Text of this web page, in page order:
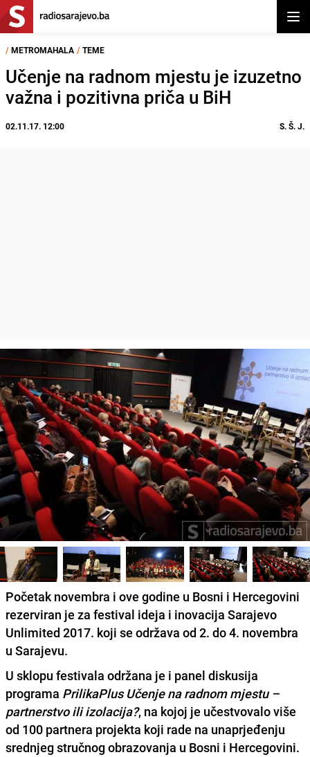
/ METROMAHALA / TEME
Učenje na radnom mjestu je izuzetno
važna i pozitivna priča u BiH
02.11.17. 12:00 S. Š. J.
Početak novembra i ove godine u Bosni i Hercegovini
rezerviran je za festival ideja i inovacija Sarajevo
Unlimited 2017. koji se održava od 2. do 4. novembra
u Sarajevu.
U sklopu festivala održana je i panel diskusija
programa PrilikaPlus Učenje na radnom mjestu –
partnerstvo ili izolacija?, na kojoj je učestvovalo više
od 100 partnera projekta koji rade na unaprjeđenju
srednjeg stručnog obrazovanja u Bosni i Hercegovini.